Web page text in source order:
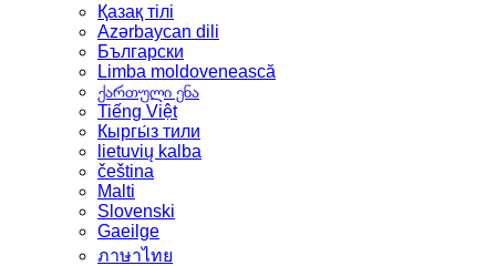
Қазақ тілі
Azərbaycan dili
Български
Limba moldovenească
ქართული ენა
Tiếng Việt
Кыргы́з тили
lietuvių kalba
čeština
Malti
Slovenski
Gaeilge
ภาษาไทย